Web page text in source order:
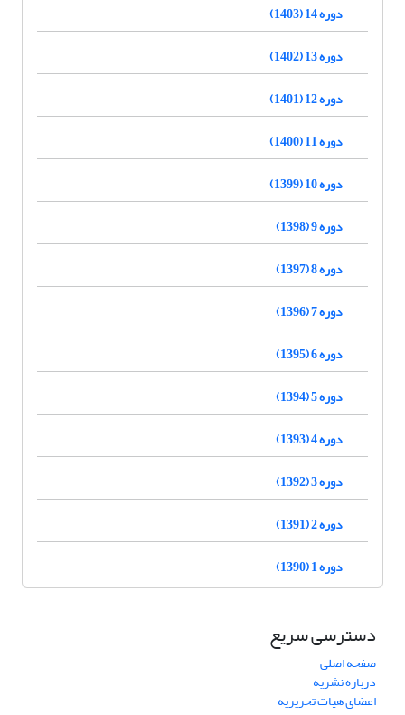
دوره 14 (1403)
دوره 13 (1402)
دوره 12 (1401)
دوره 11 (1400)
دوره 10 (1399)
دوره 9 (1398)
دوره 8 (1397)
دوره 7 (1396)
دوره 6 (1395)
دوره 5 (1394)
دوره 4 (1393)
دوره 3 (1392)
دوره 2 (1391)
دوره 1 (1390)
دسترسی سریع
صفحه اصلی
درباره نشریه
اعضای هیات تحریریه